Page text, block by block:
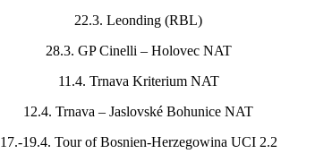
22.3. Leonding (RBL)
28.3. GP Cinelli – Holovec NAT
11.4. Trnava Kriterium NAT
12.4. Trnava – Jaslovské Bohunice NAT
17.-19.4. Tour of Bosnien-Herzegowina UCI 2.2